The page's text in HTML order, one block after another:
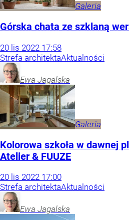
Galeria
Górska chata ze szklaną
20 lis 2022 17:58
Strefa architektaAktualności
Ewa Jagalska
Galeria
Kolorowa szkoła w dawnej
Atelier & FUUZE
20 lis 2022 17:00
Strefa architektaAktualności
Ewa Jagalska